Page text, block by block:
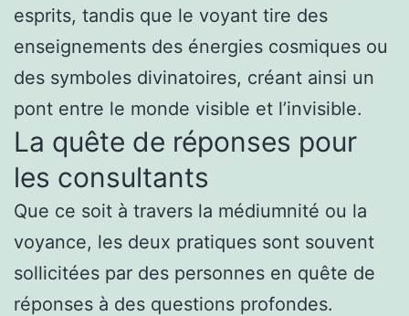
esprits, tandis que le voyant tire des
enseignements des énergies cosmiques ou
des symboles divinatoires, créant ainsi un
pont entre le monde visible et l’invisible.
La quête de réponses pour
les consultants
Que ce soit à travers la médiumnité ou la
voyance, les deux pratiques sont souvent
sollicitées par des personnes en quête de
réponses à des questions profondes.